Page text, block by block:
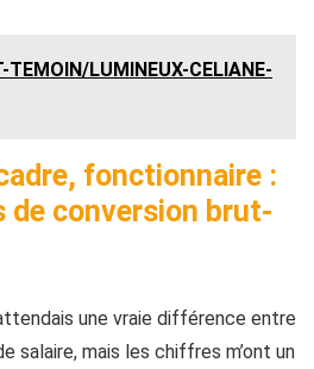
TEMOIN/LUMINEUX-CELIANE-
fonctionnaire :
de conversion brut-
une vraie différence entre
salaire, mais les chiffres m’ont un